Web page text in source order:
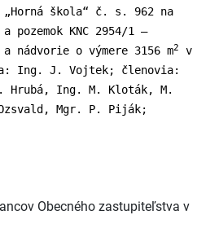
škola“ č. s. 962 na
a pozemok KNC 2954/1 –
nádvorie o výmere 3156 m2
v
Ing. J. Vojtek; členovia:
Hrubá, Ing. M. Kloták, M.
Mgr. P. Piják;
Obecného zastupiteľstva v